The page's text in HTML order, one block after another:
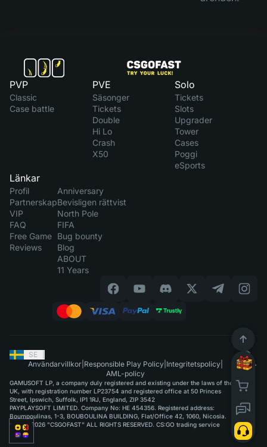
PVP
Classic
Case battle
PVE
Säsonger
Tickets
Double
Hi Lo
Crash
X50
Solo
Tickets
Slots
Upgrader
Tower
Cases
Poggi
eSports
Länkar
Profil
Partnerskap
VIP
FAQ
Free Game
Reviews
Anniversary
Bevisligen rättvist
North Pole
FIFA
Bug bounty
Blog
ABOUT
11 Years
SE
Användarvillkor| Responsible Play Policy| Integritetspolicy|
AML-policy
GAMUSOFT LP, a company duly registered and existing under the laws of the
UK, with registration number LP23754 and registered office at 50 Princes
Street, Ipswich, Suffolk, IP1 1RJ, England, ZIP 3542
PAYPLAYSOFT LIMITED. Company No: HE 454356. Registered address:
Boumpoulinas, 1-3, BOUBOULINA BUILDING, Flat/Office 42, 1060, Nicosia.
©2015-2026 "CSGOFAST" ALL RIGHTS RESERVED. CS:GO trading service